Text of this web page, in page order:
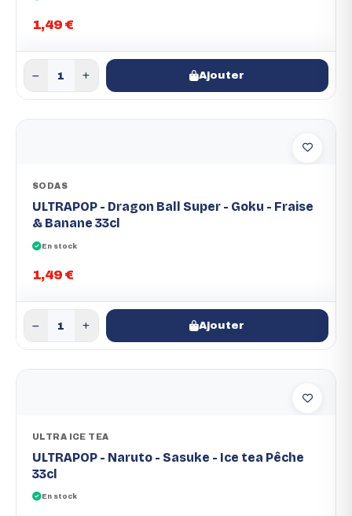
1,49 €
Ajouter
SODAS
ULTRAPOP - Dragon Ball Super - Goku - Fraise
& Banane 33cl
En stock
1,49 €
Ajouter
ULTRA ICE TEA
ULTRAPOP - Naruto - Sasuke - Ice tea Pêche
33cl
En stock